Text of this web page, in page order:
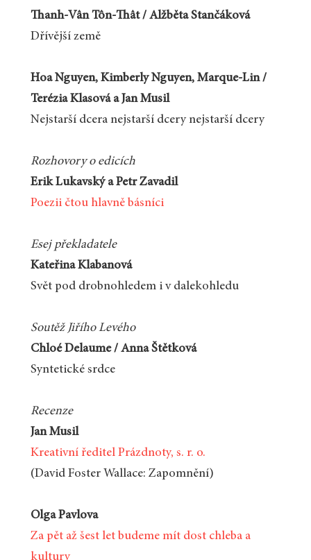
Thanh‑Vân Tôn‑Thât / Alžběta Stančáková
Dřívější země
Hoa Nguyen, Kimberly Nguyen, Marque‑Lin /
Terézia Klasová a Jan Musil
Nejstarší dcera nejstarší dcery nejstarší dcery
Rozhovory o edicích
Erik Lukavský a Petr Zavadil
Poezii čtou hlavně básníci
Esej překladatele
Kateřina Klabanová
Svět pod drobnohledem i v dalekohledu
Soutěž Jiřího Levého
Chloé Delaume / Anna Štětková
Syntetické srdce
Recenze
Jan Musil
Kreativní ředitel Prázdnoty, s. r. o.
(David Foster Wallace: Zapomnění)
Olga Pavlova
Za pět až šest let budeme mít dost chleba a
kultury